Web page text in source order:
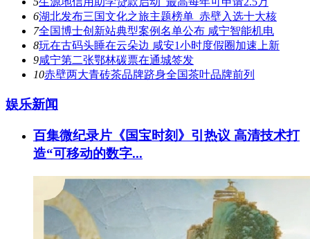
6湖北发布三国文化之旅主题榜单 赤壁入选十大核
7全国博士创新站典型案例名单公布 咸宁智能机电
8玩在古码头睡在云朵边 咸安1小时度假圈加速上新
9咸宁第二张鄂林碳票在通城签发
10赤壁两大青砖茶品牌跻身全国茶叶品牌前列
娱乐新闻
百集微纪录片《国宝时刻》引热议 高清技术打
造“可移动的数字...